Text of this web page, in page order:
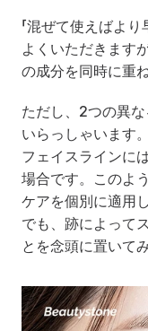
「混ぜて使えばよ
よくいただきます
の成分を同時に重
ただし、2つの異
いらっしゃいます
フェイスラインに
場合です。このよ
ケアを個別に適用
でも、跡によって
とを念頭に置いて